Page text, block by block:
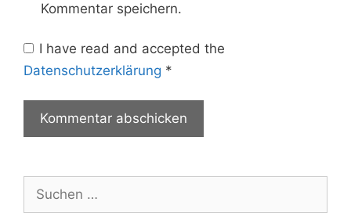
Kommentar speichern.
I have read and accepted the
Datenschutzerklärung *
Suche
nach: